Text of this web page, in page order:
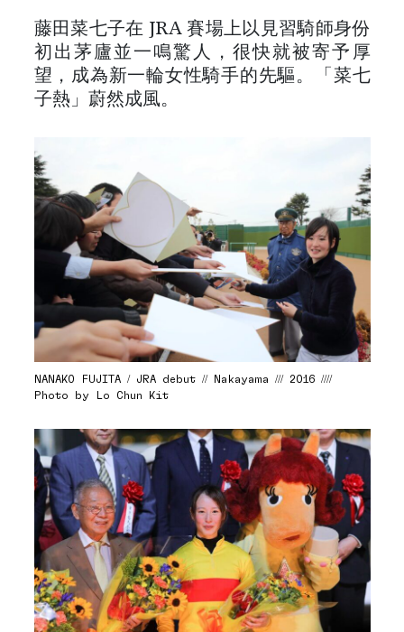
藤田菜七子在 JRA 賽場上以見習騎師身份
初出茅廬並一鳴驚人，很快就被寄予厚
望，成為新一輪女性騎手的先驅。「菜七
子熱」蔚然成風。
NANAKO FUJITA / JRA debut // Nakayama /// 2016 ////
Photo by Lo Chun Kit